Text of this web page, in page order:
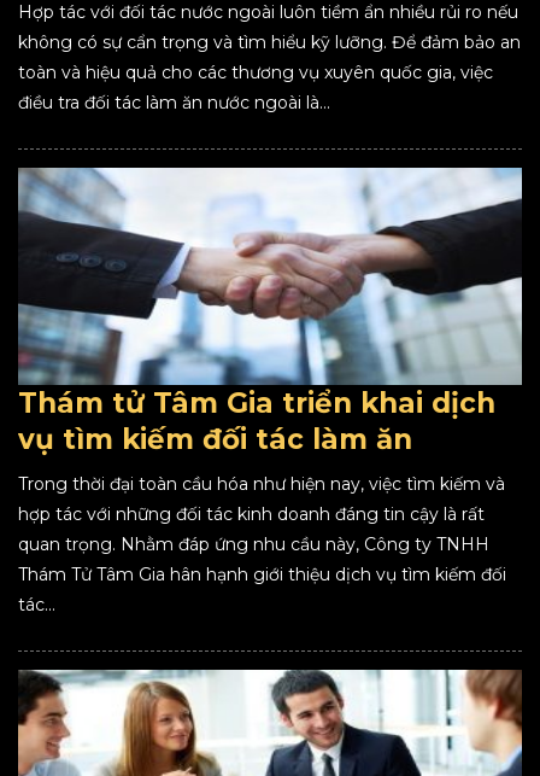
Hợp tác với đối tác nước ngoài luôn tiềm ẩn nhiều rủi ro nếu
không có sự cẩn trọng và tìm hiểu kỹ lưỡng. Để đảm bảo an
toàn và hiệu quả cho các thương vụ xuyên quốc gia, việc
điều tra đối tác làm ăn nước ngoài là...
Thám tử Tâm Gia triển khai dịch
vụ tìm kiếm đối tác làm ăn
Trong thời đại toàn cầu hóa như hiện nay, việc tìm kiếm và
hợp tác với những đối tác kinh doanh đáng tin cậy là rất
quan trọng. Nhằm đáp ứng nhu cầu này, Công ty TNHH
Thám Tử Tâm Gia hân hạnh giới thiệu dịch vụ tìm kiếm đối
tác...